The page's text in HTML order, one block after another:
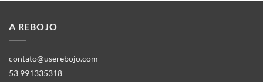
A REBOJO
contato@userebojo.com
53 991335318